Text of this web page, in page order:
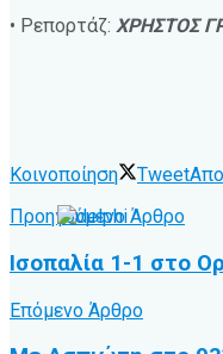
• Ρεπορτάζ: ΧΡΗΣΤΟΣ
Κοινοποίηση Tweet
Προηγούμενο Άρθρο
Ισοπαλία 1-1 στο
Επόμενο Άρθρο